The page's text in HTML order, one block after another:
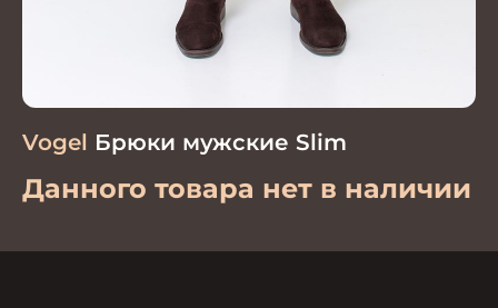
Vogel Брюки мужские Slim
Данного товара нет в наличии